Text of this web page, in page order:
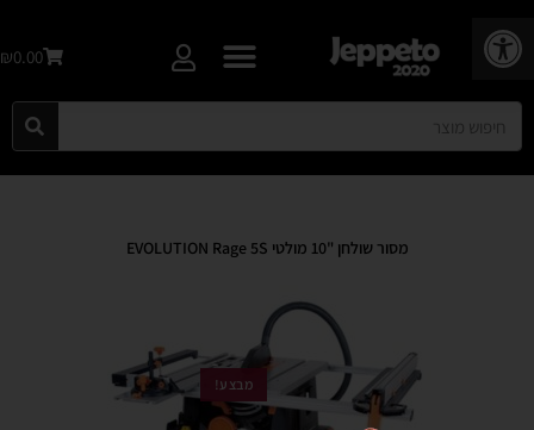
פתח סרגל נגישות
₪0.00
מסור שולחן "10 מולטי EVOLUTION Rage 5S
מבצע!